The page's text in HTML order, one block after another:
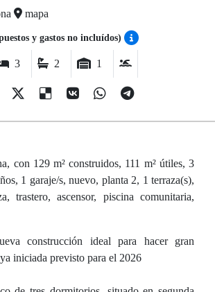
mapa
y gastos no incluídos)
3 2 1
con 129 m² construidos, 111 m² útiles, 3
1 garaje/s, nuevo, planta 2, 1 terraza(s),
trastero, ascensor, piscina comunitaria,
construcción ideal para hacer gran
iniciada previsto para el 2026